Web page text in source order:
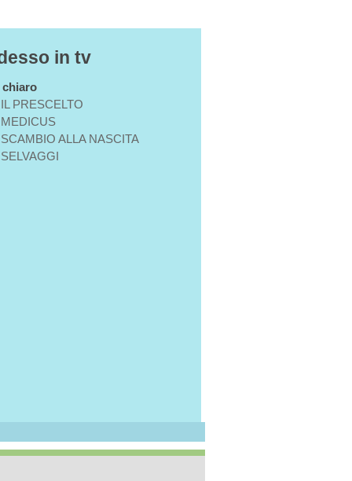
in tv
IL PRESCELTO
MEDICUS
SCAMBIO ALLA NASCITA
SELVAGGI